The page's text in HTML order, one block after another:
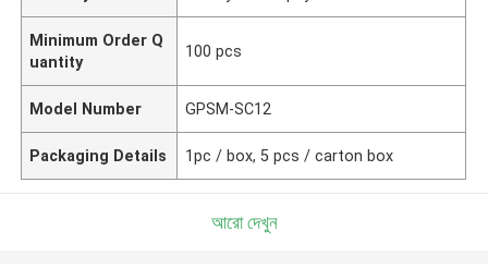
Minimum Order Q
uantity
100 pcs
Model Number GPSM-SC12
Packaging Details 1pc / box, 5 pcs / carton box
আরো দেখুন